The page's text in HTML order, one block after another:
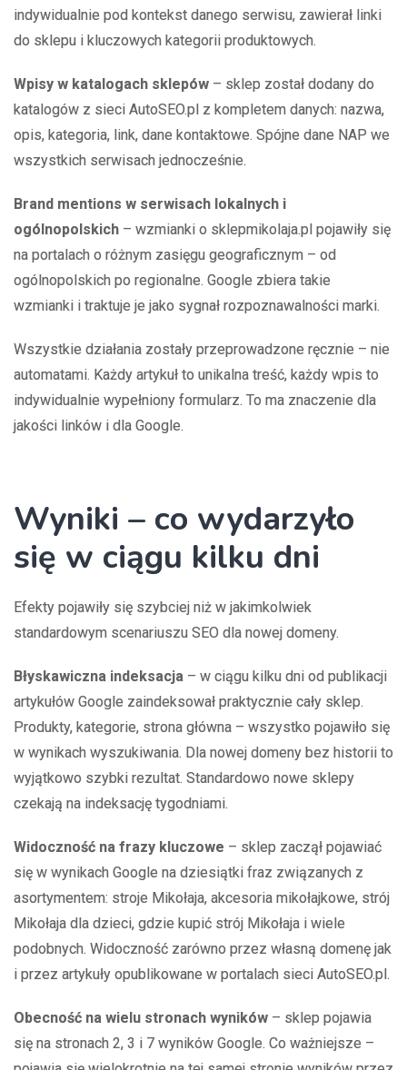
indywidualnie pod kontekst danego serwisu, zawierał linki
do sklepu i kluczowych kategorii produktowych.
Wpisy w katalogach sklepów – sklep został dodany do
katalogów z sieci AutoSEO.pl z kompletem danych: nazwa,
opis, kategoria, link, dane kontaktowe. Spójne dane NAP we
wszystkich serwisach jednocześnie.
Brand mentions w serwisach lokalnych i
ogólnopolskich – wzmianki o sklepmikolaja.pl pojawiły się
na portalach o różnym zasięgu geograficznym – od
ogólnopolskich po regionalne. Google zbiera takie
wzmianki i traktuje je jako sygnał rozpoznawalności marki.
Wszystkie działania zostały przeprowadzone ręcznie – nie
automatami. Każdy artykuł to unikalna treść, każdy wpis to
indywidualnie wypełniony formularz. To ma znaczenie dla
jakości linków i dla Google.
Wyniki – co wydarzyło
się w ciągu kilku dni
Efekty pojawiły się szybciej niż w jakimkolwiek
standardowym scenariuszu SEO dla nowej domeny.
Błyskawiczna indeksacja – w ciągu kilku dni od publikacji
artykułów Google zaindeksował praktycznie cały sklep.
Produkty, kategorie, strona główna – wszystko pojawiło się
w wynikach wyszukiwania. Dla nowej domeny bez historii to
wyjątkowo szybki rezultat. Standardowo nowe sklepy
czekają na indeksację tygodniami.
Widoczność na frazy kluczowe – sklep zaczął pojawiać
się w wynikach Google na dziesiątki fraz związanych z
asortymentem: stroje Mikołaja, akcesoria mikołajkowe, strój
Mikołaja dla dzieci, gdzie kupić strój Mikołaja i wiele
podobnych. Widoczność zarówno przez własną domenę jak
i przez artykuły opublikowane w portalach sieci AutoSEO.pl.
Obecność na wielu stronach wyników – sklep pojawia
się na stronach 2, 3 i 7 wyników Google. Co ważniejsze –